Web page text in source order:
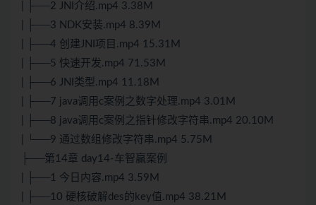
| ├──2 JNI介绍.mp4 3.38M
| ├──3 NDK安装.mp4 8.39M
| ├──4 创建JNI项目.mp4 15.31M
| ├──5 快速开发.mp4 71.53M
| ├──6 JNI类型.mp4 11.18M
| ├──7 java调用c案例之数字处理.mp4 3.01M
| ├──8 java调用c案例之指针修改字符串.mp4 20.10M
| └──9 通过数组修改字符串.mp4 5.75M
├──第14章 day14-车智赢案例
| ├──1 今日内容.mp4 3.59M
| ├──10 硬核破解des的key值.mp4 38.21M